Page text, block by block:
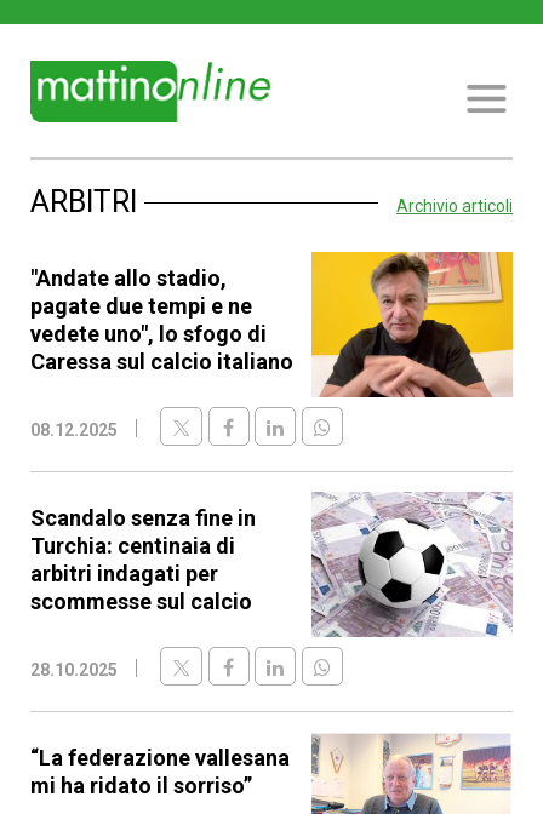
ARBITRI Archivio articoli
"Andate allo stadio,
pagate due tempi e ne
vedete uno", lo sfogo di
Caressa sul calcio italiano
08.12.2025
Scandalo senza fine in
Turchia: centinaia di
arbitri indagati per
scommesse sul calcio
28.10.2025
“La federazione vallesana
mi ha ridato il sorriso”